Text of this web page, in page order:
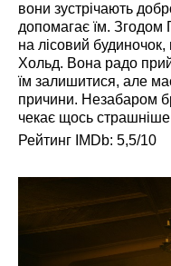
вони зустрічають
допомагає їм. Згодом
на лісовий будиночок,
Хольд. Вона радо
їм залишитися, але
причини. Незабаром
чекає щось
Рейтинг IMDb: 5,5/10